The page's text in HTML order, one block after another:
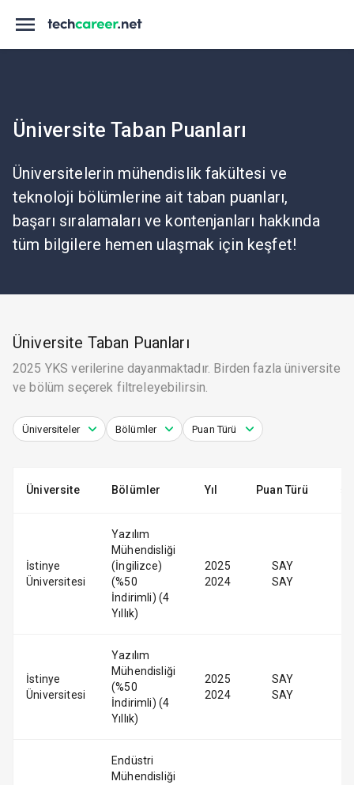
Üniversite Taban Puanları
Üniversitelerin mühendislik fakültesi ve
teknoloji bölümlerine ait taban puanları,
başarı sıralamaları ve kontenjanları hakkında
tüm bilgilere hemen ulaşmak için keşfet!
Üniversite Taban Puanları
2025 YKS verilerine dayanmaktadır. Birden fazla üniversite
ve bölüm seçerek filtreleyebilirsin.
Üniversiteler Bölümler Puan Türü
Üniversite Bölümler Yıl Puan Türü
İstinye
Üniversitesi
Yazılım
Mühendisliği
(İngilizce)
(%50
İndirimli) (4
Yıllık)
2025
2024
SAY
SAY
İstinye
Üniversitesi
Yazılım
Mühendisliği
(%50
İndirimli) (4
Yıllık)
2025
2024
SAY
SAY
Endüstri
Mühendisliği